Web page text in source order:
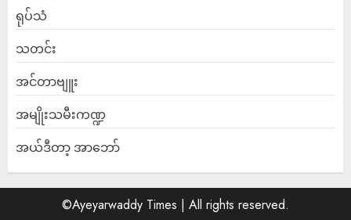
ရုပ်သံ
သတင်း
အင်တာဗျူး
အမျိုးသမီးကဏ္ဍ
အယ်ဒီတာ့ အာဘော်
©Ayeyarwaddy Times | All rights reserved.